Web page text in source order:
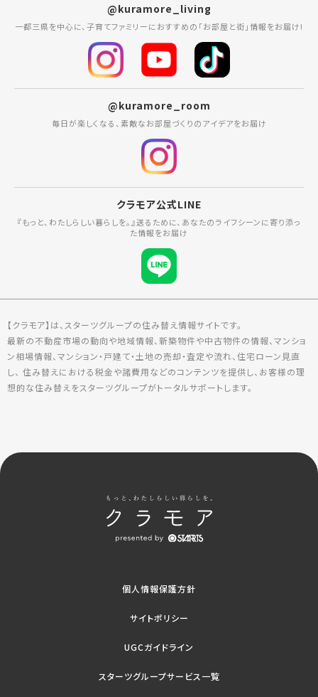
@kuramore_living
一都三県を中心に、子育てファミリーにおすすめの「お部屋と街」情報をお届け!
@kuramore_room
毎日が楽しくなる、素敵なお部屋づくりのアイデアをお届け
クラモア公式LINE
『もっと、わたしらしい暮らしを。』送るために、あなたのライフシーンに寄り添っ
た情報をお届け
【クラモア】は、スターツグループの住み替え情報サイトです。
最新の不動産市場の動向や地域情報、新築物件や中古物件の情報、マンショ
ン相場情報、マンション・戸建て・土地の売却・査定や流れ、住宅ローン見直
し、 住み替えにおける税金や諸費用などのコンテンツを提供し、お客様の理
想的な住み替えをスターツグループがトータルサポートします。
個人情報保護方針
サイトポリシー
UGCガイドライン
スターツグループサービス一覧